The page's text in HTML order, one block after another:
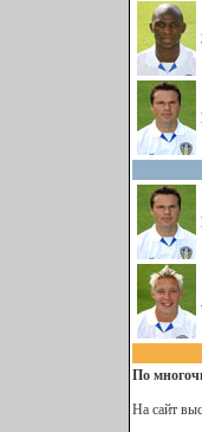
По
На сайт